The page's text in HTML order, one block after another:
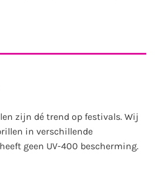
zijn dé trend op festivals. Wij
in verschillende
geen UV-400 bescherming.